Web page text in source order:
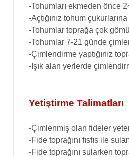
-Tohumları ekmeden önce
-Açtığınız tohum
-Tohumlar toprağa çok
-Tohumlar 7-21 günde
-Çimlendirme yaptığınız
-Işık alan yerlerde
Yetiştirme Talimatları
-Çimlenmiş olan fideler
-Fide toprağını fısfıs ile
-Fide toprağını sularken